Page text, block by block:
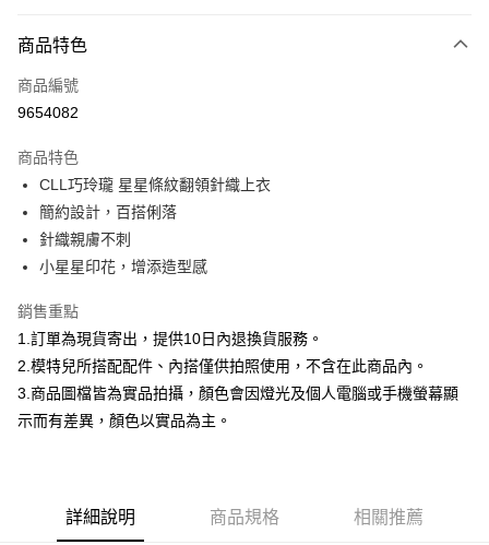
信用卡一次付款
信用卡分期付款
合作金庫商業銀行
華南商業銀行
彰化商業銀行
上海商業儲蓄銀行
國泰世華商業銀行
臺灣中小企業銀行
聯邦商業銀行
元大商業銀行
永豐商業銀行
台新國際商業銀行
中國信託商業銀行
台灣樂天信用卡公司
超商取貨付款
LINE Pay
Apple Pay
悠遊付
Google Pay
大哥付你分期
2.付款方式選擇「大哥付你分期」，訂單成立後會自動跳轉到大哥付的交易
流程，驗證手機門號後，選擇欲分期的期數、繳款截止日，確認付款後即完
相關說明
【關於「AFTEE先享後付」】
商品特色
商品編號
9654082
商品特色
CLL巧玲瓏 星星條紋翻領針織上衣
簡約設計，百搭俐落
針織親膚不刺
小星星印花，增添造型感
銷售重點
1.訂單為現貨寄出，提供10日內退換貨服務。
2.模特兒所搭配配件、內搭僅供拍照使用，不含在此商品內。
3.商品圖檔皆為實品拍攝，顏色會因燈光及個人電腦或手機螢幕顯
示而有差異，顏色以實品為主。
詳細說明 商品規格 相關推薦